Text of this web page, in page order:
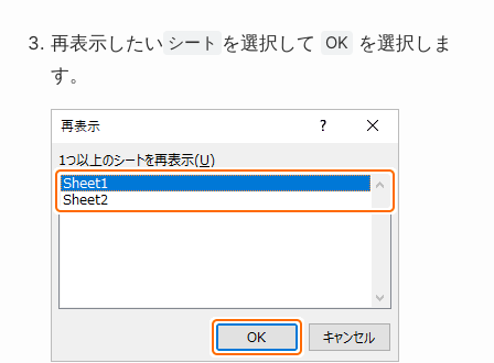
再表示したい シート を選択して OK
を選択しま
す。